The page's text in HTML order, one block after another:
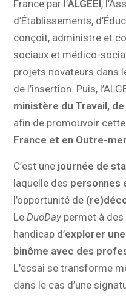
France par l’ALGEEI,
d’Établissements,
conçoit, administre et
sociaux et médico-
projets novateurs dans
de l’insertion. Puis,
ministère du Travail,
afin de promouvoir
France et en Outre-mer
C’est une journée de
laquelle des personnes
l’opportunité de
LeDuoDay permet à
handicap d’explorer
binôme avec des
L’essai se transforme
dans le cas d’une